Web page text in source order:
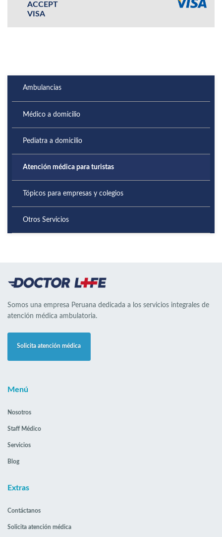
ACCEPT
VISA
Ambulancias
Médico a domicilio
Pediatra a domicilio
Atención médica para turistas
Tópicos para empresas y colegios
Otros Servicios
Somos una empresa Peruana dedicada a los servicios integrales de
atención médica ambulatoria.
Solicita atención médica
Menú
Nosotros
Staff Médico
Servicios
Blog
Extras
Contáctanos
Solicita atención médica